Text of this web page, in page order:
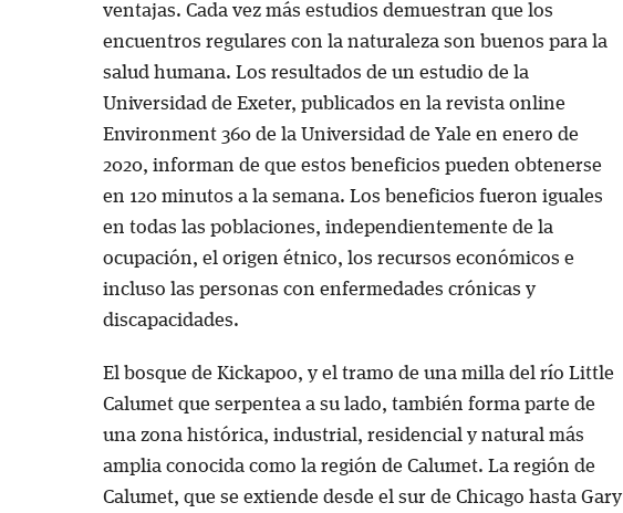
ventajas. Cada vez más estudios demuestran que los
encuentros regulares con la naturaleza son buenos para la
salud humana. Los resultados de un estudio de la
Universidad de Exeter, publicados en la revista online
Environment 360 de la Universidad de Yale en enero de
2020, informan de que estos beneficios pueden obtenerse
en 120 minutos a la semana. Los beneficios fueron iguales
en todas las poblaciones, independientemente de la
ocupación, el origen étnico, los recursos económicos e
incluso las personas con enfermedades crónicas y
discapacidades.
El bosque de Kickapoo, y el tramo de una milla del río Little
Calumet que serpentea a su lado, también forma parte de
una zona histórica, industrial, residencial y natural más
amplia conocida como la región de Calumet. La región de
Calumet, que se extiende desde el sur de Chicago hasta Gary